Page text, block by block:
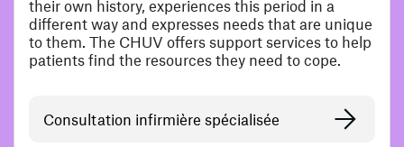
their own history, experiences this period in a
different way and expresses needs that are unique
to them. The CHUV offers support services to help
patients find the resources they need to cope.
Consultation infirmière spécialisée